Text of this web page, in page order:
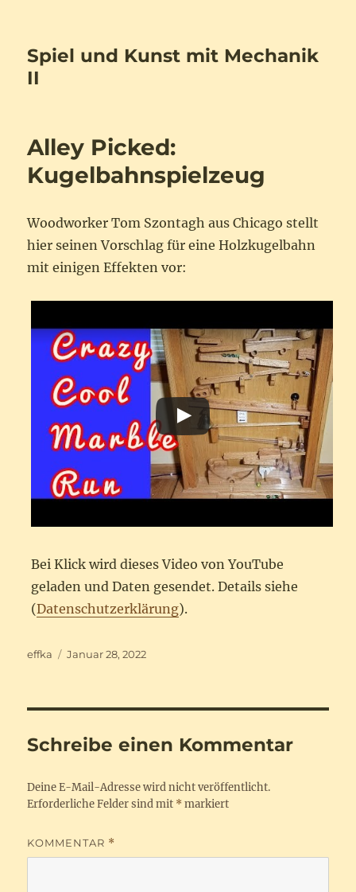
Spiel und Kunst mit Mechanik
II
Alley Picked:
Kugelbahnspielzeug
Woodworker Tom Szontagh aus Chicago stellt
hier seinen Vorschlag für eine Holzkugelbahn
mit einigen Effekten vor:
Bei Klick wird dieses Video von YouTube
geladen und Daten gesendet. Details siehe
(Datenschutzerklärung).
Autor
effka
Veröffentlicht
Januar 28, 2022
Schreibe einen Kommentar
Deine E-Mail-Adresse wird nicht veröffentlicht.
Erforderliche Felder sind mit * markiert
KOMMENTAR *